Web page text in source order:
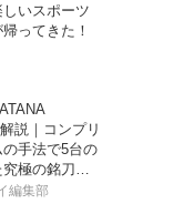
いスポーツ
ってきた！
説｜コンプリ
手法で5台の
極の銘刀
】
編集部